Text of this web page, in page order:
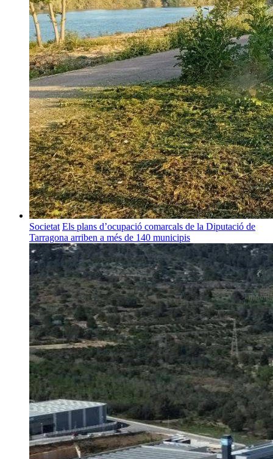
Societat Els plans d’ocupació comarcals de la Diputació de
Tarragona arriben a més de 140 municipis